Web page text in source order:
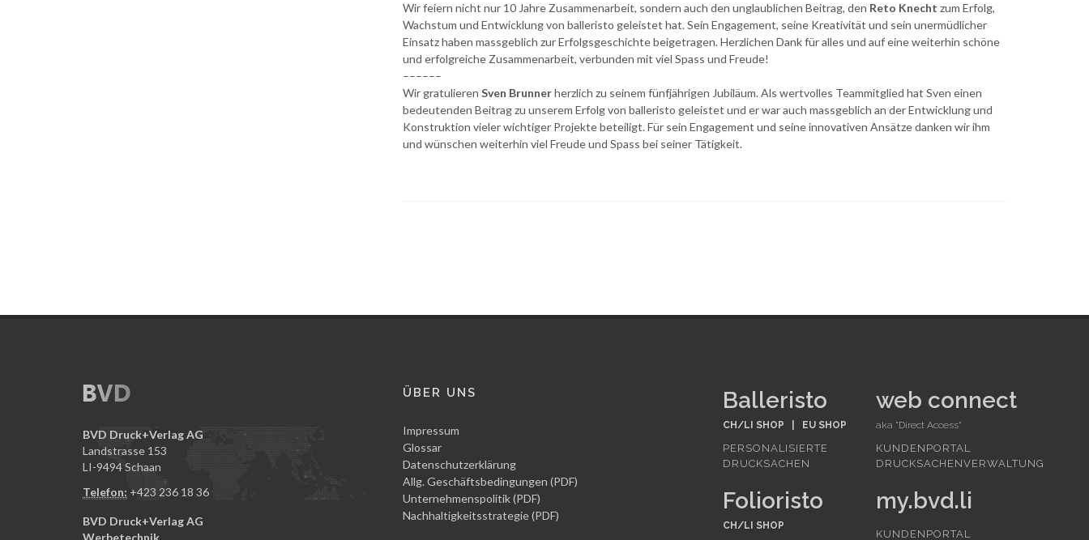
Wir feiern nicht nur 10 Jahre Zusammenarbeit, sondern auch den unglaublichen Beitrag, den Reto Knecht zum Erfolg,
Wachstum und Entwicklung von balleristo geleistet hat. Sein Engagement, seine Kreativität und sein unermüdlicher
Einsatz haben massgeblich zur Erfolgsgeschichte beigetragen. Herzlichen Dank für alles und auf eine weiterhin schöne
und erfolgreiche Zusammenarbeit, verbunden mit viel Spass und Freude!
––––––
Wir gratulieren Sven Brunnerherzlich zu seinem fünfjährigen Jubiläum. Als wertvolles Teammitglied hat Sven einen
bedeutenden Beitrag zu unserem Erfolg von balleristo geleistet und er war auch massgeblich an der Entwicklung und
Konstruktion vieler wichtiger Projekte beteiligt. Für sein Engagement und seine innovativen Ansätze danken wir ihm
und wünschen weiterhin viel Freude und Spass bei seiner Tätigkeit.
BVD Druck+Verlag AG
Landstrasse 153
LI-9494 Schaan
Telefon: +423 236 18 36
BVD Druck+Verlag AG
Werbetechnik
ÜBER UNS
Impressum
Glossar
Datenschutzerklärung
Allg. Geschäftsbedingungen (PDF)
Unternehmenspolitik (PDF)
Nachhaltigkeitsstrategie (PDF)
Balleristo
CH/LI SHOP EU SHOP
PERSONALISIERTE
DRUCKSACHEN
Folioristo
CH/LI SHOP
web connect
aka "Direct Access"
KUNDENPORTAL
DRUCKSACHENVERWALTUNG
my.bvd.li
KUNDENPORTAL